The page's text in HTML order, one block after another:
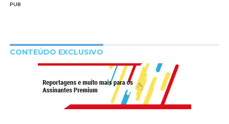
PUB
CONTEÚDO EXCLUSIVO